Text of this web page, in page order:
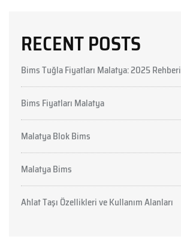
RECENT POSTS
Bims Tuğla Fiyatları Malatya: 2025 Rehberi
Bims Fiyatları Malatya
Malatya Blok Bims
Malatya Bims
Ahlat Taşı Özellikleri ve Kullanım Alanları